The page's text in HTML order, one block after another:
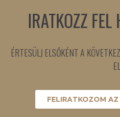
IRATKOZZ FEL
ÉRTESÜLJ ELSŐKÉNT A
FELIRATKOZOM AZ